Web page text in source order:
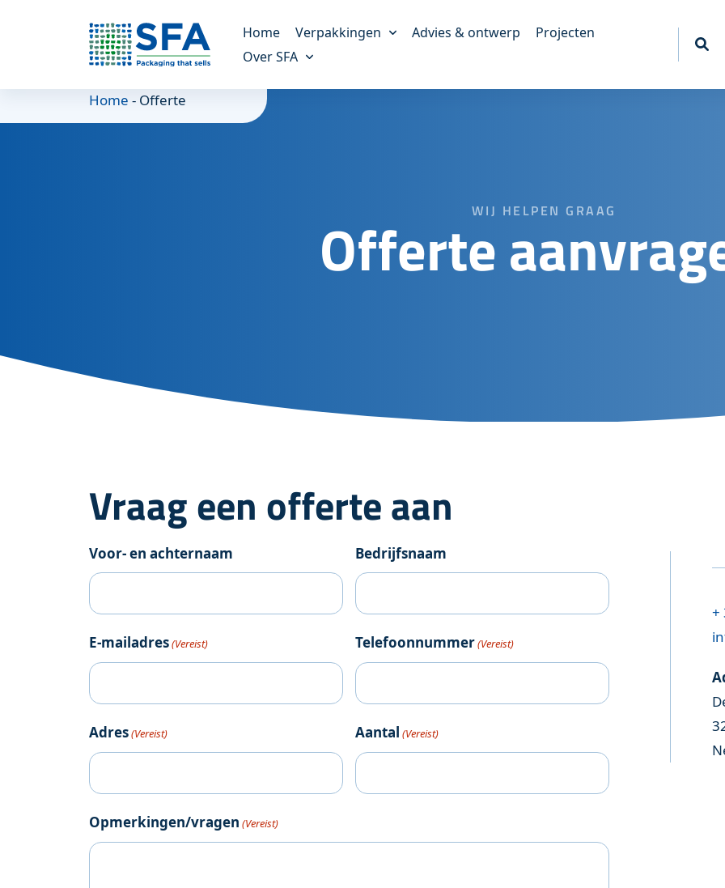
Home Verpakkingen
Kunststof verpakkingen
Altijd de juiste verpakking
Voor unieke verpakkingen
Advies & ontwerp
Projecten
Over SFA
Ons verhaal
Werken bij SFA Packaging
Home - Offerte
WIJ HELPEN GRAAG
Offerte
Vraag een offerte aan
Voor- en achternaam Bedrijfsnaam
E-mailadres(Vereist) Telefoonnummer(Vereist)
Adres(Vereist) Aantal (Vereist)
Opmerkingen/vragen (Vereist)
+